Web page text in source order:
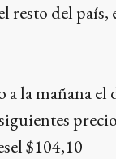
resto del
a la mañana
$104,10